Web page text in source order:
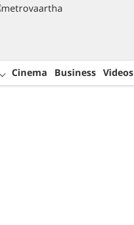
Cinema Business Videos